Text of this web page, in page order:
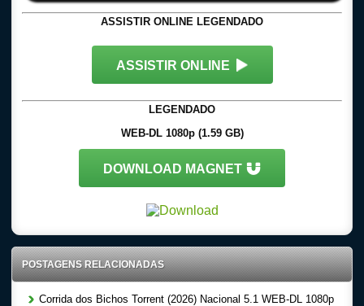
ASSISTIR ONLINE LEGENDADO
ASSISTIR ONLINE
LEGENDADO
WEB-DL 1080p (1.59 GB)
DOWNLOAD MAGNET
POSTAGENS RELACIONADAS
Corrida dos Bichos Torrent (2026) Nacional 5.1 WEB-DL 1080p